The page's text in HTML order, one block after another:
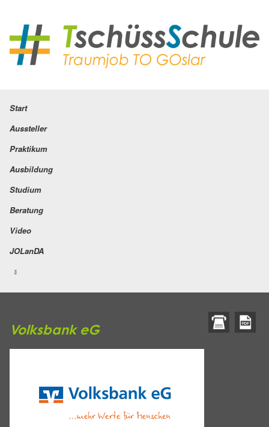
Start
Aussteller
Praktikum
Ausbildung
Studium
Beratung
Video
JOLanDA
Volksbank eG